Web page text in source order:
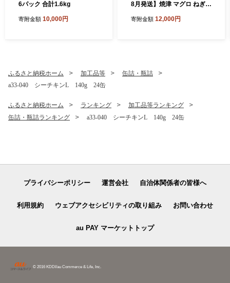
6パック 合計1.6kg
寄附金額 10,000円
8月発送】焼津 マグロ ねぎと
寄附金額 12,000円
ふるさと納税ホーム 加工品等
缶詰・瓶詰
a33-040 シーチキンL 140g 24缶
ふるさと納税ホーム ランキング
加工品等ランキング
缶詰・瓶詰ランキング
a33-040 シーチキンL 140g 24缶
プライバシーポリシー 運営会社 自治体関係者の皆様へ
利用規約 ウェブアクセシビリティの取り組み お問い合わせ
au PAY マーケットトップ
© 2016 KDDI/au Commerce & Life, Inc.